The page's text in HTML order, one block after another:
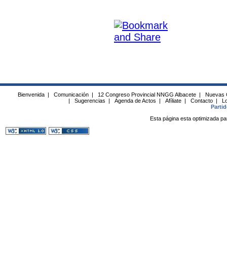
Bienvenida | Comunicación | 12 Congreso Provincial NNGG Albacete |
Nuevas
|
Sugerencias | Agenda de Actos | Afíliate | Contacto |
Esta página esta optimizada